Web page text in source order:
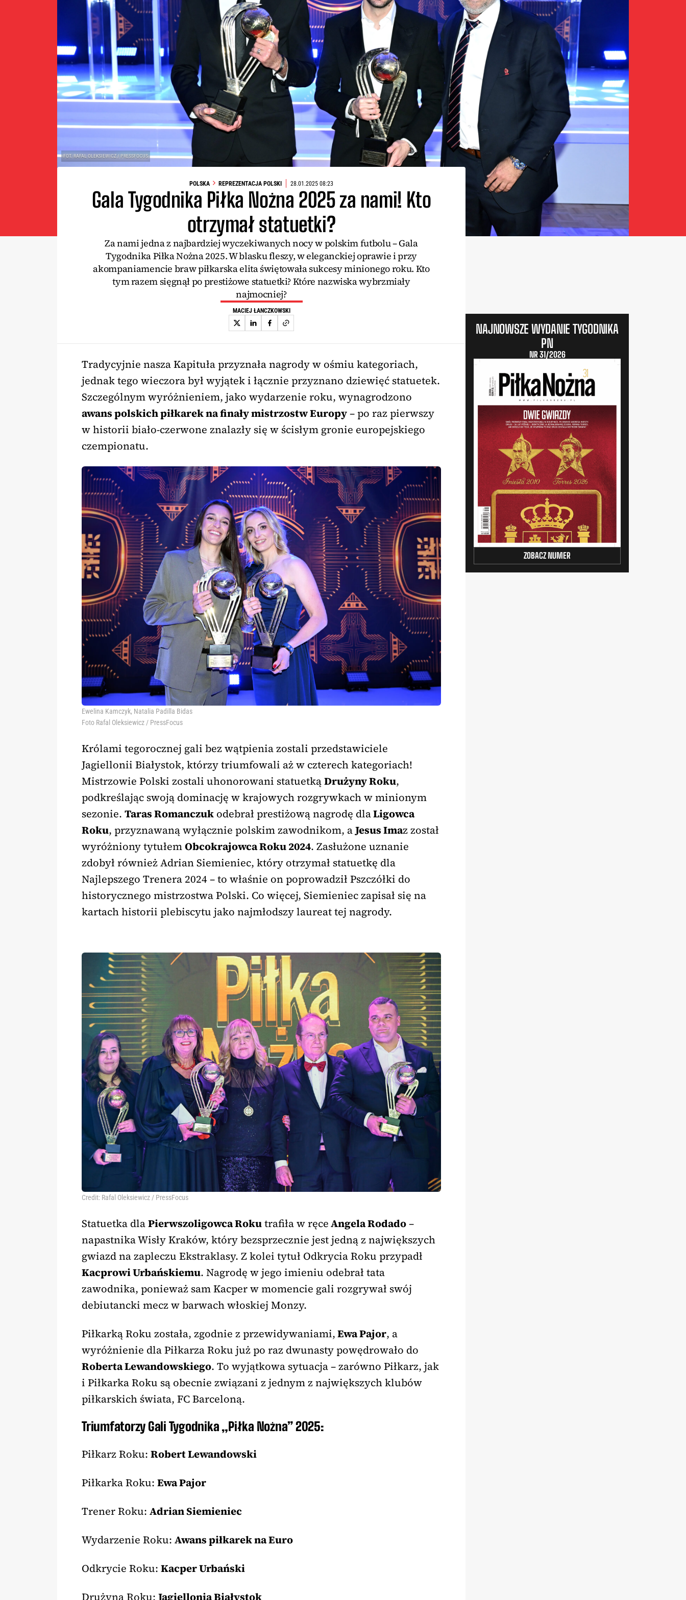
FOT. RAFAL OLEKSIEWICZ / PRESSFOCUS
POLSKA REPREZENTACJA POLSKI 28.01.2025 08:23
Gala Tygodnika Piłka Nożna 2025 za nami! Kto
otrzymał statuetki?
Za nami jedna z najbardziej wyczekiwanych nocy w polskim futbolu – Gala
Tygodnika Piłka Nożna 2025. W blasku fleszy, w eleganckiej oprawie i przy
akompaniamencie braw piłkarska elita świętowała sukcesy minionego roku. Kto
tym razem sięgnął po prestiżowe statuetki? Które nazwiska wybrzmiały
najmocniej?
MACIEJ ŁANCZKOWSKI
Tradycyjnie nasza Kapituła przyznała nagrody w ośmiu kategoriach,
jednak tego wieczora był wyjątek i łącznie przyznano dziewięć statuetek.
Szczególnym wyróżnieniem, jako wydarzenie roku, wynagrodzono
awans polskich piłkarek na finały mistrzostw Europy– po raz pierwszy
w historii biało-czerwone znalazły się w ścisłym gronie europejskiego
czempionatu.
Ewelina Kamczyk, Natalia Padilla Bidas
Foto Rafal Oleksiewicz / PressFocus
Królami tegorocznej gali bez wątpienia zostali przedstawiciele
Jagiellonii Białystok, którzy triumfowali aż w czterech kategoriach!
Mistrzowie Polski zostali uhonorowani statuetkąDrużyny Roku,
podkreślając swoją dominację w krajowych rozgrywkach w minionym
sezonie. Taras Romanczuk odebrał prestiżową nagrodę dlaLigowca
Roku, przyznawaną wyłącznie polskim zawodnikom, aJesus Imaz został
wyróżniony tytułemObcokrajowca Roku 2024. Zasłużone uznanie
zdobył również Adrian Siemieniec, który otrzymał statuetkę dla
Najlepszego Trenera 2024 – to właśnie on poprowadził Pszczółki do
historycznego mistrzostwa Polski. Co więcej, Siemieniec zapisał się na
kartach historii plebiscytu jako najmłodszy laureat tej nagrody.
Credit: Rafal Oleksiewicz / PressFocus
Statuetka dlaPierwszoligowca Rokutrafiła w ręceAngela Rodado–
napastnika Wisły Kraków, który bezsprzecznie jest jedną z największych
gwiazd na zapleczu Ekstraklasy. Z kolei tytuł Odkrycia Roku przypadł
Kacprowi Urbańskiemu. Nagrodę w jego imieniu odebrał tata
zawodnika, ponieważ sam Kacper w momencie gali rozgrywał swój
debiutancki mecz w barwach włoskiej Monzy.
Piłkarką Roku została, zgodnie z przewidywaniami,Ewa Pajor, a
wyróżnienie dla Piłkarza Roku już po raz dwunasty powędrowało do
Roberta Lewandowskiego. To wyjątkowa sytuacja – zarówno Piłkarz, jak
i Piłkarka Roku są obecnie związani z jednym z największych klubów
piłkarskich świata, FC Barceloną.
Triumfatorzy Gali Tygodnika „Piłka Nożna” 2025:
Piłkarz Roku: Robert Lewandowski
Piłkarka Roku: Ewa Pajor
Trener Roku: Adrian Siemieniec
Wydarzenie Roku: Awans piłkarek na Euro
Odkrycie Roku: Kacper Urbański
Drużyna Roku: Jagiellonia Białystok
NAJNOWSZE WYDANIE TYGODNIKA
PN
NR 31/2026
ZOBACZ NUMER